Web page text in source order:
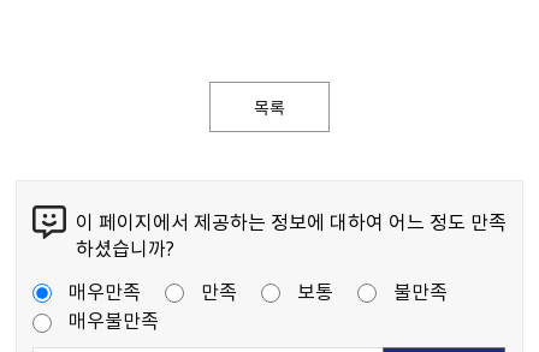
목록
이 페이지에서 제공하는 정보에 대하여 어느 정도 만족
하셨습니까?
매우만족
만족 보통
불만족
매우불만족